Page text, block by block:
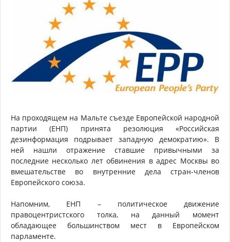
На проходящем на Мальте съезде Европейской народной
партии (ЕНП) принята резолюция «Российская
дезинформация подрывает западную демократию». В
ней нашли отражение ставшие привычными за
последние несколько лет обвинения в адрес Москвы во
вмешательстве во внутренние дела стран-членов
Европейского союза.
Напомним, ЕНП – политическое движение
правоцентристского толка, на данный момент
обладающее большинством мест в Европейском
парламенте.